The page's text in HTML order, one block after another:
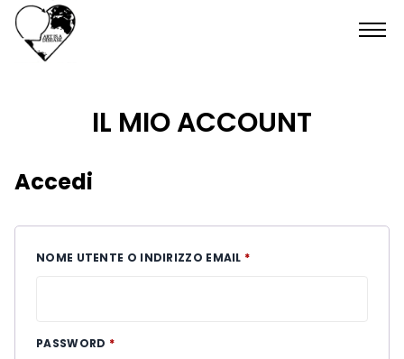
CONTATTI
IL MIO ACCOUNT
Accedi
NOME UTENTE O INDIRIZZO EMAIL *RICHIESTO
PASSWORD *RICHIESTO